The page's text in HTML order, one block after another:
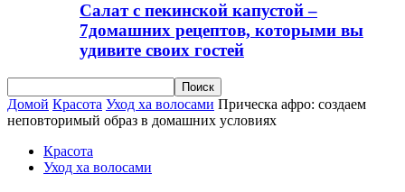
Салат с пекинской капустой –
7домашних рецептов, которыми вы
удивите своих гостей
Домой Красота Уход ха волосами Прическа афро: создаем
неповторимый образ в домашних условиях
Красота
Уход ха волосами